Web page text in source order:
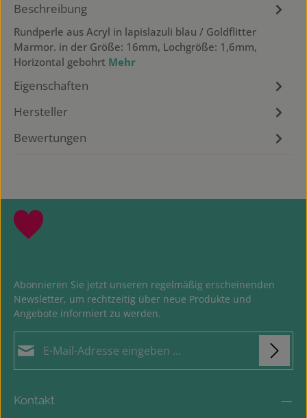
Beschreibung
Rundperle aus Acryl in lapislazuli blau / Goldflitter
Marmor. in der Größe: 16mm, Lochgröße: 1,6mm,
Horizontal gebohrt Mehr
Eigenschaften
Hersteller
Bewertungen
Abonnieren Sie jetzt unseren regelmäßig erscheinenden
Newsletter, um rechtzeitig über neue Produkte und
Angebote informiert zu werden.
Ich habe die
Die mit einem Stern (*) markierten Felder sind
Kontakt